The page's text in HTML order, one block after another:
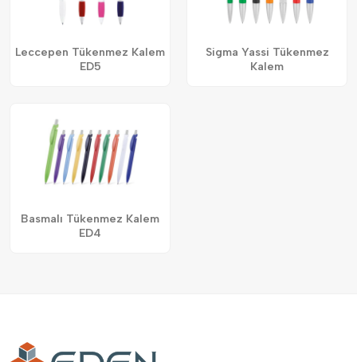
Leccepen Tükenmez Kalem
ED5
Sigma Yassi Tükenmez
Kalem
Basmalı Tükenmez Kalem
ED4